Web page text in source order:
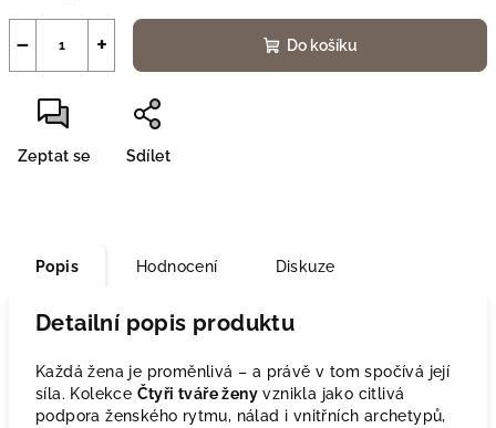
+
− Do košíku
Zeptat se Sdílet
Popis Hodnocení Diskuze
Detailní popis produktu
Každá žena je proměnlivá – a právě v tom spočívá její
síla. Kolekce Čtyři tváře ženy vznikla jako citlivá
podpora ženského rytmu, nálad i vnitřních archetypů,